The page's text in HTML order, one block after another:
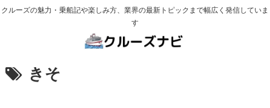
クルーズの魅力・乗船記や楽しみ方、業界の最新トピックまで幅広く発信していま
す
きそ